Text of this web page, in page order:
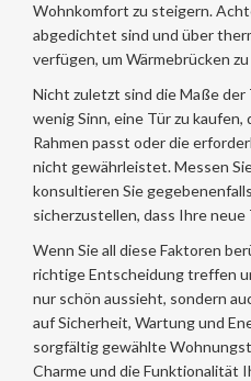
Wohnkomfort zu steigern.
abgedichtet sind und über
verfügen, um Wärmebrücken
Nicht zuletzt sind die Maße
wenig Sinn, eine Tür zu
Rahmen passt oder die
nicht gewährleistet. Messen
konsultieren Sie
sicherzustellen, dass Ihre
Wenn Sie all diese Faktoren
richtige Entscheidung treffen
nur schön aussieht, sondern
auf Sicherheit, Wartung und
sorgfältig gewählte
Charme und die Funktionalität